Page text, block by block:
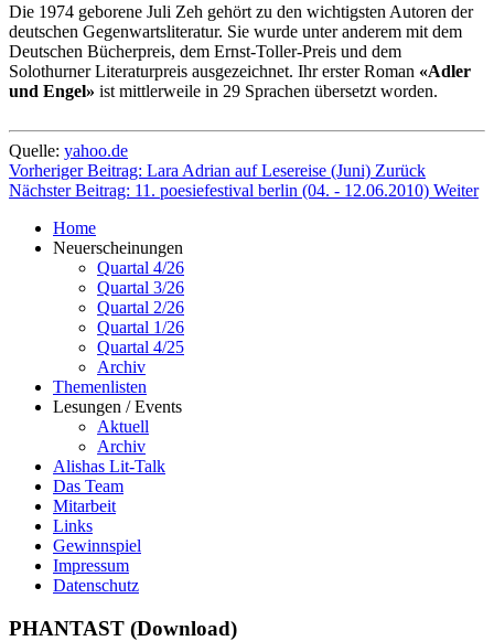
Die 1974 geborene Juli Zeh gehört zu den wichtigsten Autoren der
deutschen Gegenwartsliteratur. Sie wurde unter anderem mit dem
Deutschen Bücherpreis, dem Ernst-Toller-Preis und dem
Solothurner Literaturpreis ausgezeichnet. Ihr erster Roman «Adler
und Engel» ist mittlerweile in 29 Sprachen übersetzt worden.
Quelle: yahoo.de
Vorheriger Beitrag: Lara Adrian auf Lesereise (Juni) Zurück
Nächster Beitrag: 11. poesiefestival berlin (04. - 12.06.2010) Weiter
Home
Neuerscheinungen
Quartal 4/26
Quartal 3/26
Quartal 2/26
Quartal 1/26
Quartal 4/25
Archiv
Themenlisten
Lesungen / Events
Aktuell
Archiv
Alishas Lit-Talk
Das Team
Mitarbeit
Links
Gewinnspiel
Impressum
Datenschutz
PHANTAST (Download)